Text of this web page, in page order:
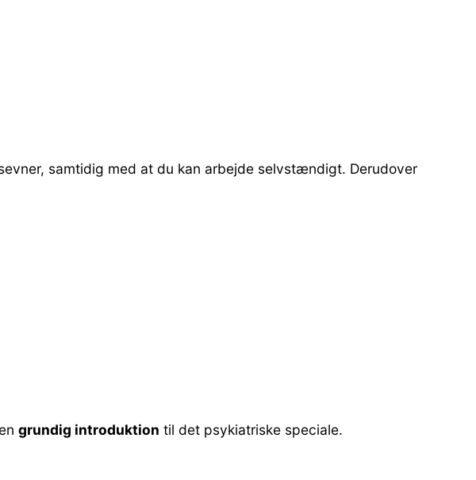
samtidig med at du kan arbejde selvstændigt. Derudover
grundig introduktion til det psykiatriske speciale.